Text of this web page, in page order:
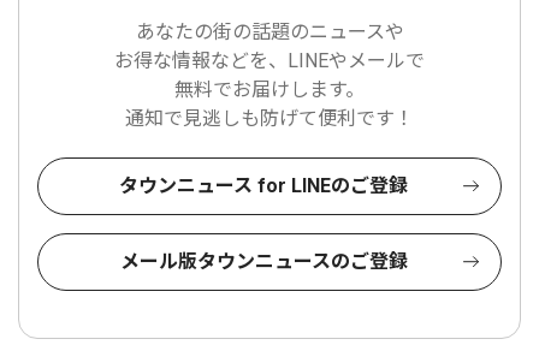
あなたの街の話題のニュースや
お得な情報などを、LINEやメールで
無料でお届けします。
通知で見逃しも防げて便利です！
タウンニュース for LINEのご登録
メール版タウンニュースのご登録